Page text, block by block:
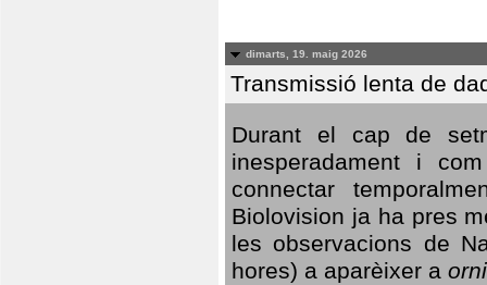
dimarts, 19. maig 2026
Transmissió lenta de
Durant el cap de
inesperadament i
connectar
Biolovision ja ha pres
les observacions de
hores) a aparèixer a